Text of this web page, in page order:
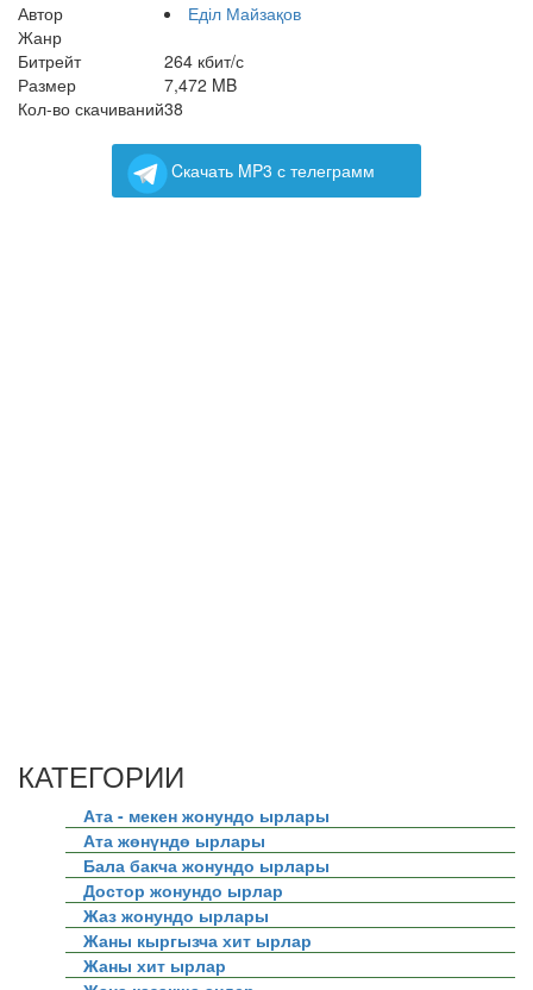
Автор
Еділ Майзақов
Жанр
Битрейт
264 кбит/с
Размер
7,472 MB
Кол-во скачиваний38
Cкачать MP3 с телеграмм
КАТЕГОРИИ
Ата - мекен жонундо ырлары
Ата жөнүндө ырлары
Бала бакча жонундо ырлары
Достор жонундо ырлар
Жаз жонундо ырлары
Жаны кыргызча хит ырлар
Жаны хит ырлар